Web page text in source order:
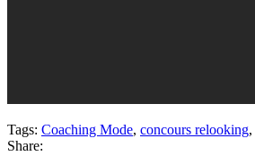
Tags: Coaching Mode, concours relooking,
Share: